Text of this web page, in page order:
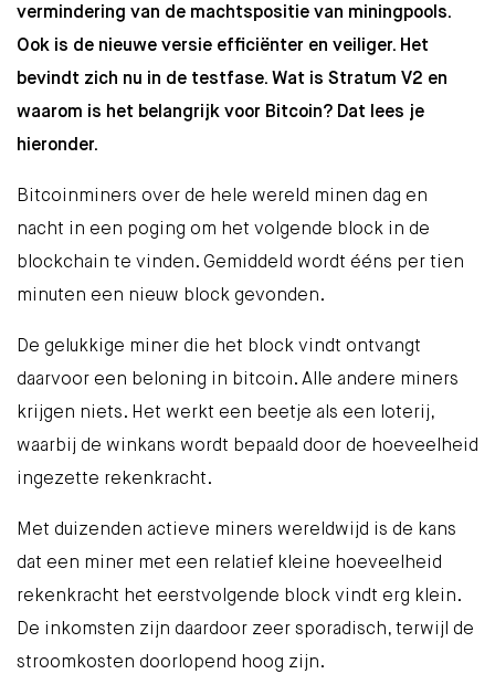
vermindering van de machtspositie van miningpools.
Ook is de nieuwe versie efficiënter en veiliger. Het
bevindt zich nu in de testfase. Wat is Stratum V2 en
waarom is het belangrijk voor Bitcoin? Dat lees je
hieronder.
Bitcoinminers over de hele wereld minen dag en
nacht in een poging om het volgende block in de
blockchain te vinden. Gemiddeld wordt ééns per tien
minuten een nieuw block gevonden.
De gelukkige miner die het block vindt ontvangt
daarvoor een beloning in bitcoin. Alle andere miners
krijgen niets. Het werkt een beetje als een loterij,
waarbij de winkans wordt bepaald door de hoeveelheid
ingezette rekenkracht.
Met duizenden actieve miners wereldwijd is de kans
dat een miner met een relatief kleine hoeveelheid
rekenkracht het eerstvolgende block vindt erg klein.
De inkomsten zijn daardoor zeer sporadisch, terwijl de
stroomkosten doorlopend hoog zijn.